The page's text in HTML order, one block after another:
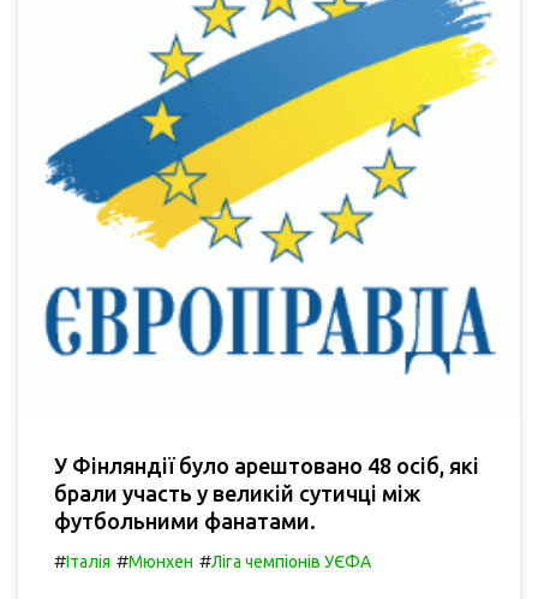
У Фінляндії було арештовано 48 осіб, які
брали участь у великій сутичці між
футбольними фанатами.
#Італія #Мюнхен #Ліга чемпіонів УЄФА